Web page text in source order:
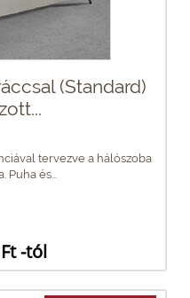
(Standard)
tervezve a hálószoba
és...
-tól